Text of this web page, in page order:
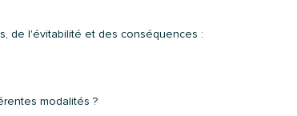
de l'évitabilité et des conséquences :
modalités ?